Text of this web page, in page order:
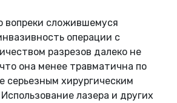
вопреки сложившемуся
операции с
разрезов далеко не
она менее травматична по
серьезным хирургическим
лазера и других